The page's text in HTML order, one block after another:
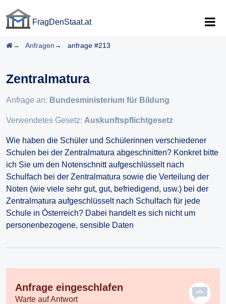
FragDenStaat.at
Startseite
Anfragen anfrage #213
Zentralmatura
Anfrage an: Bundesministerium für Bildung
Verwendetes Gesetz: Auskunftspflichtgesetz
Wie haben die Schüler und Schülerinnen verschiedener
Schulen bei der Zentralmatura abgeschnitten? Konkret bitte
ich Sie um den Notenschnitt aufgeschlüsselt nach
Schulfach bei der Zentralmatura sowie die Verteilung der
Noten (wie viele sehr gut, gut, befriedigend, usw.) bei der
Zentralmatura aufgeschlüsselt nach Schulfach für jede
Schule in Österreich? Dabei handelt es sich nicht um
personenbezogene, sensible Daten
Anfrage eingeschlafen
Warte auf Antwort